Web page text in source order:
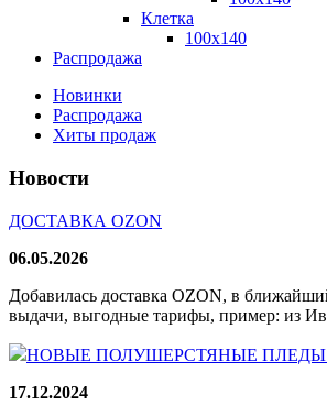
Клетка
100х140
Распродажа
Новинки
Распродажа
Хиты продаж
Новости
ДОСТАВКА OZON
06.05.2026
Добавилась доставка OZON, в
выдачи, выгодные тарифы, пример: из
НОВЫЕ ПОЛУШЕРСТЯНЫЕ
17.12.2024